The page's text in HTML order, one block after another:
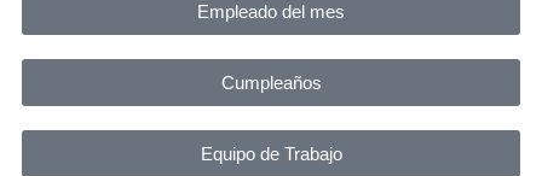
Empleado del mes
Cumpleaños
Equipo de Trabajo